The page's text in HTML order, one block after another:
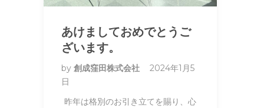
あけましておめでとうご
ざいます。
by 創成窪田株式会社
2024年1月5
日
昨年は格別のお引き立てを賜り、心